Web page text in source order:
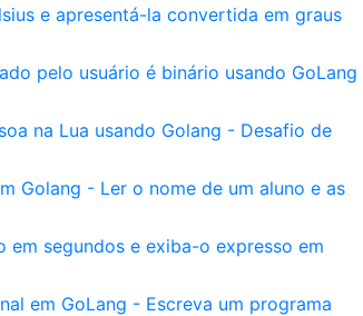
e apresentá-la convertida em graus
pelo usuário é binário usando GoLang
na Lua usando Golang - Desafio de
Golang - Ler o nome de um aluno e as
em segundos e exiba-o expresso em
em GoLang - Escreva um programa